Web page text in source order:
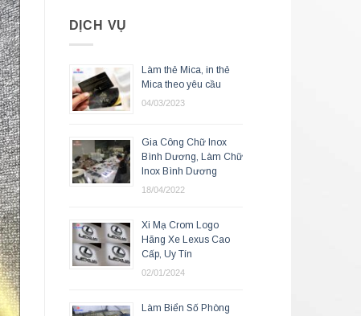
DỊCH VỤ
Làm thẻ Mica, in thẻ
Mica theo yêu cầu
04/03/2023
Gia Công Chữ Inox
Bình Dương, Làm Chữ
Inox Bình Dương
18/04/2022
Xi Mạ Crom Logo
Hãng Xe Lexus Cao
Cấp, Uy Tín
02/01/2024
Làm Biển Số Phòng